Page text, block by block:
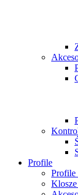
Profile
Profile